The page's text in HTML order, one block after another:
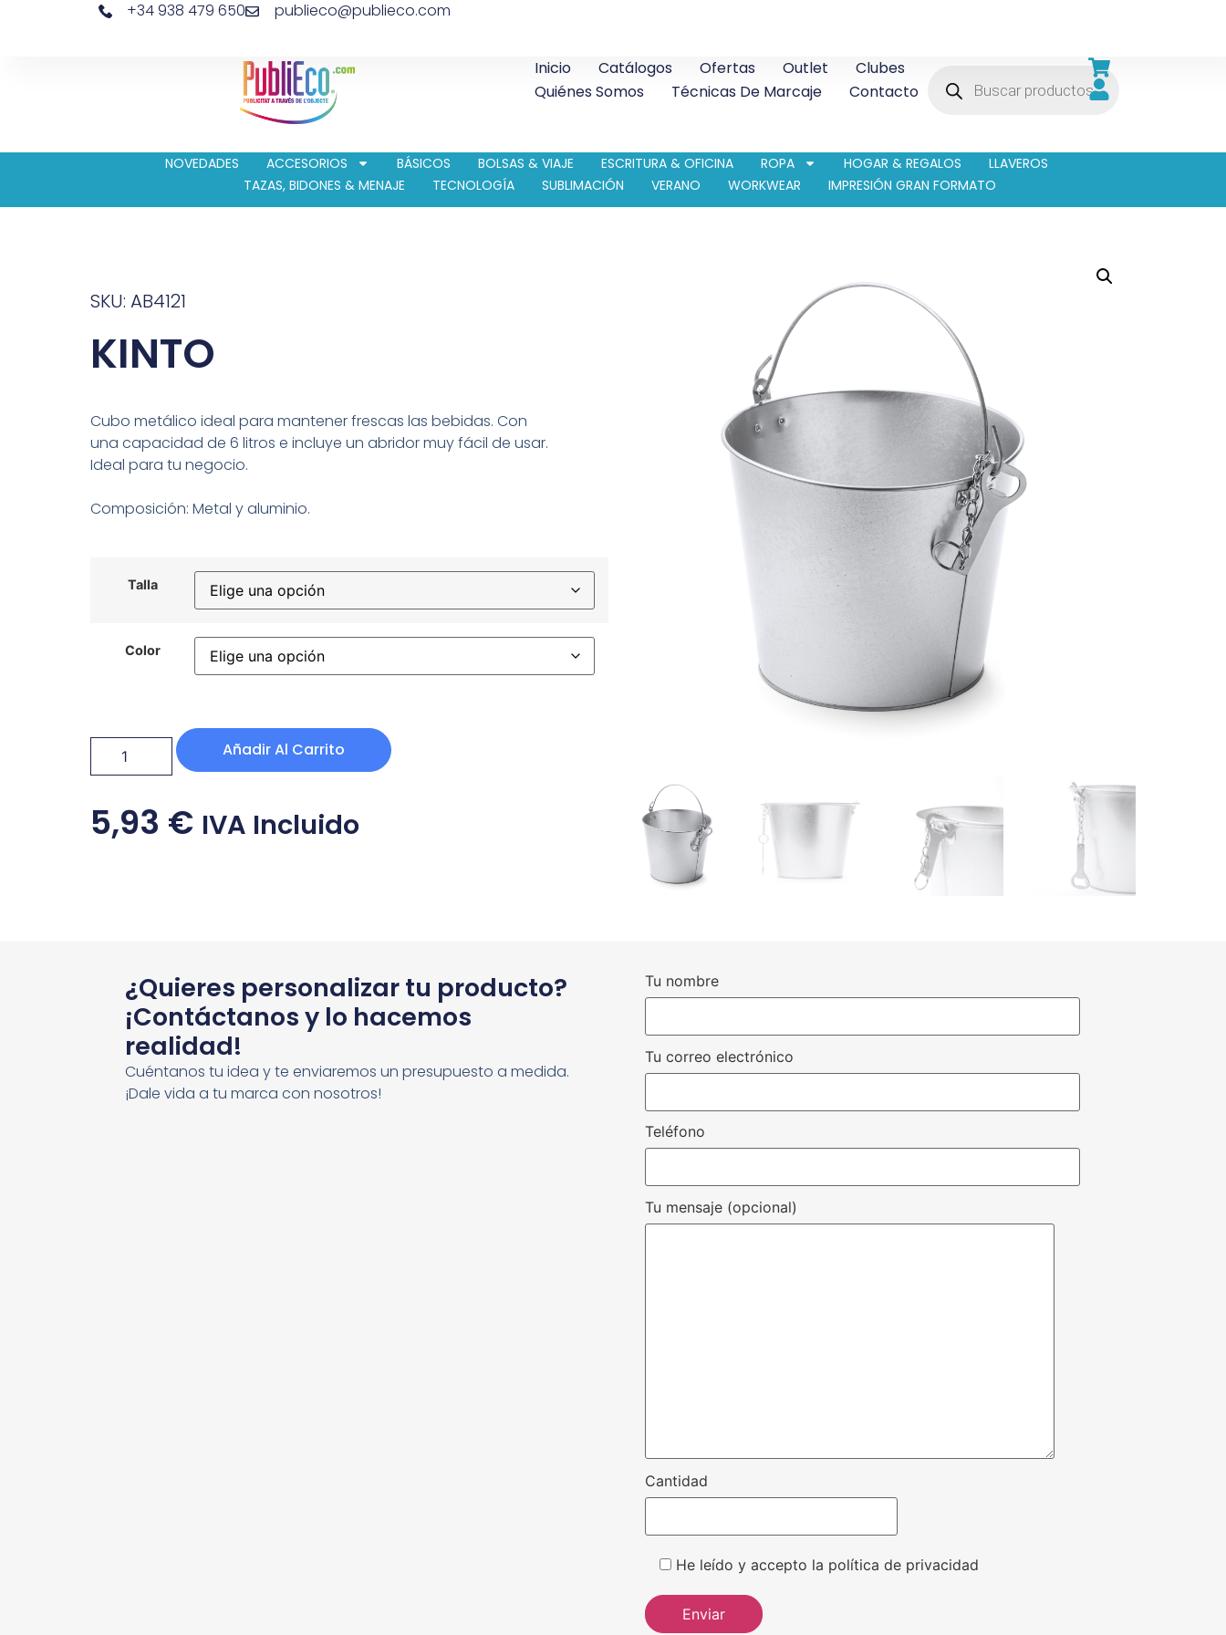
+34 938 479 650 publieco@publieco.com
Inicio Catálogos Ofertas Outlet
Clubes
Quiénes Somos
Técnicas De Marcaje Contacto
NOVEDADES ACCESORIOS BÁSICOS BOLSAS & VIAJE ESCRITURA & OFICINA ROPA HOGAR & REGALOS
LLAVEROS
TAZAS, BIDONES & MENAJE
TECNOLOGÍA SUBLIMACIÓN VERANO WORKWEAR IMPRESIÓN GRAN FORMATO
SKU: AB4121
KINTO
Cubo metálico ideal para mantener frescas las bebidas. Con
una capacidad de 6 litros e incluye un abridor muy fácil de usar.
Ideal para tu negocio.
Composición: Metal y aluminio.
Talla
Color
Añadir Al Carrito
5,93 € IVA Incluido
¿Quieres personalizar tu producto?
¡Contáctanos y lo hacemos
realidad!
Cuéntanos tu idea y te enviaremos un presupuesto a medida.
¡Dale vida a tu marca con nosotros!
Tu nombre
Tu correo electrónico
Teléfono
Tu mensaje (opcional)
Cantidad
He leído y accepto la política de privacidad